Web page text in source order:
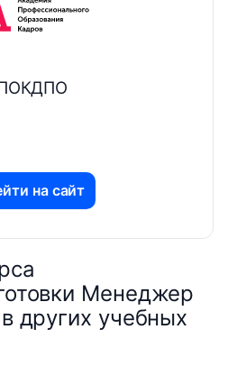
на сайт
Менеджер
других учебных